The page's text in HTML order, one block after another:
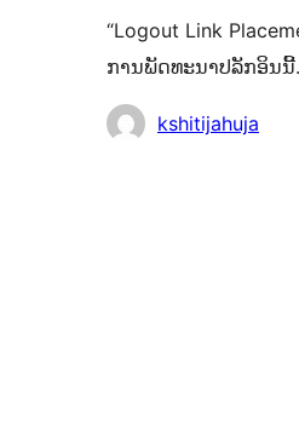
“Logout Link
ການພັດທະນາປລັກອິນນີ້.
ຜູ້
kshitijahuja